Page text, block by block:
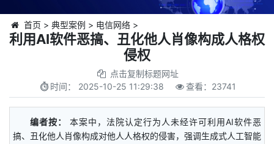
首页 > 典型案例 > 电信网络>
利用AI软件恶搞、丑化他人肖像构成人格权
侵权
点击复制标题网址
时间： 2025-10-25 11:29:38 查看： 23741
编者按：
本案中，法院认定行为人未经许可利用AI软件恶
搞、丑化他人肖像构成对他人人格权的侵害，强调生成式人工智能